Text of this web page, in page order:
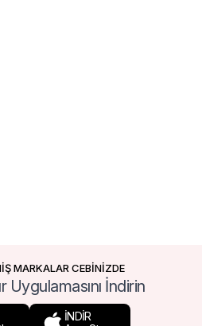
MARKALAR CEBİNİZDE
İndirin
İNDİR